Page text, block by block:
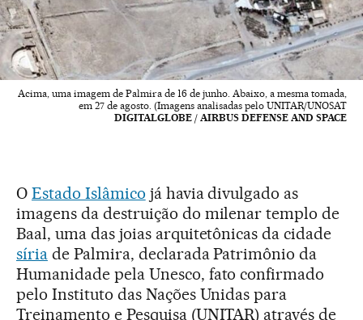
Acima, uma imagem de Palmira de 16 de junho. Abaixo, a mesma tomada,
em 27 de agosto. (Imagens analisadas pelo UNITAR/UNOSAT
DIGITALGLOBE / AIRBUS DEFENSE AND SPACE
O Estado Islâmico já havia divulgado as
imagens da destruição do milenar templo de
Baal, uma das joias arquitetônicas da cidade
síriade Palmira, declarada Patrimônio da
Humanidade pela Unesco, fato confirmado
pelo Instituto das Nações Unidas para
Treinamento e Pesquisa (UNITAR) através de